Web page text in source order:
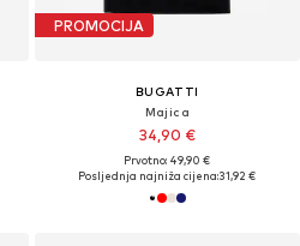
PROMOCIJA
BUGATTI
Majica
34,90 €
Prvotno: 49,90 €
Posljednja najniža cijena:31,92 €